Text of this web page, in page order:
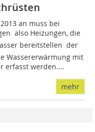
an muss bei
 also Heizungen, die
bereitstellen  der
Wassererwärmung mit
erfasst werden....
mehr